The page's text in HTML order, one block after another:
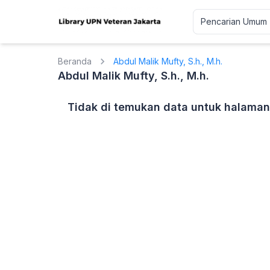
Beranda Abdul Malik Mufty, S.h., M.h.
Abdul Malik Mufty, S.h., M.h.
Tidak di temukan data untuk